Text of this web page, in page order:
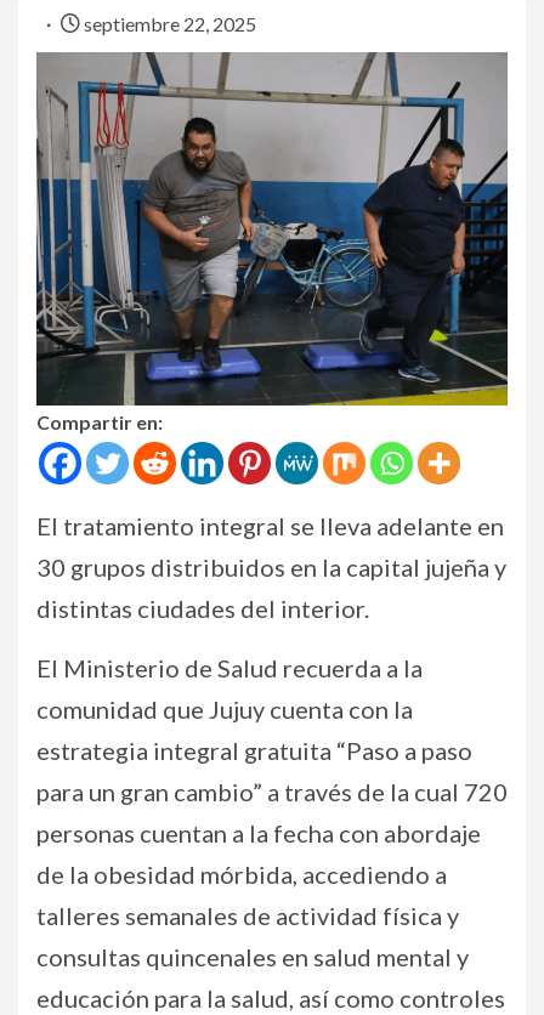
septiembre 22, 2025
Compartir en:
El tratamiento integral se lleva adelante en
30 grupos distribuidos en la capital jujeña y
distintas ciudades del interior.
El Ministerio de Salud recuerda a la
comunidad que Jujuy cuenta con la
estrategia integral gratuita “Paso a paso
para un gran cambio” a través de la cual 720
personas cuentan a la fecha con abordaje
de la obesidad mórbida, accediendo a
talleres semanales de actividad física y
consultas quincenales en salud mental y
educación para la salud, así como controles